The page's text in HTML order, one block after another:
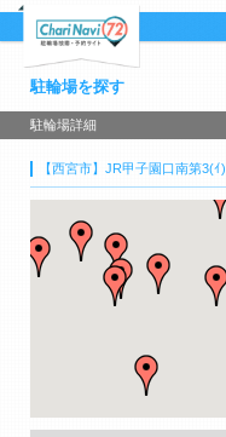
駐輪場を探す
駐輪場詳細
【西宮市】JR甲子園口南第3(ｲ)